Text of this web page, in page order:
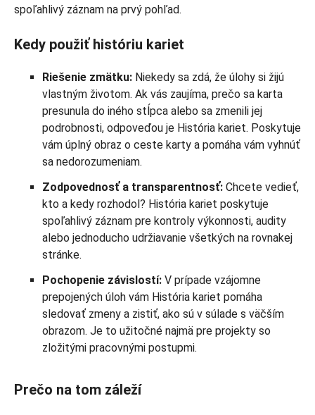
spoľahlivý záznam na prvý pohľad.
Kedy použiť históriu kariet
Riešenie zmätku: Niekedy sa zdá, že úlohy si žijú
vlastným životom. Ak vás zaujíma, prečo sa karta
presunula do iného stĺpca alebo sa zmenili jej
podrobnosti, odpoveďou je História kariet. Poskytuje
vám úplný obraz o ceste karty a pomáha vám vyhnúť
sa nedorozumeniam.
Zodpovednosť a transparentnosť: Chcete vedieť,
kto a kedy rozhodol? História kariet poskytuje
spoľahlivý záznam pre kontroly výkonnosti, audity
alebo jednoducho udržiavanie všetkých na rovnakej
stránke.
Pochopenie závislostí: V prípade vzájomne
prepojených úloh vám História kariet pomáha
sledovať zmeny a zistiť, ako sú v súlade s väčším
obrazom. Je to užitočné najmä pre projekty so
zložitými pracovnými postupmi.
Prečo na tom záleží